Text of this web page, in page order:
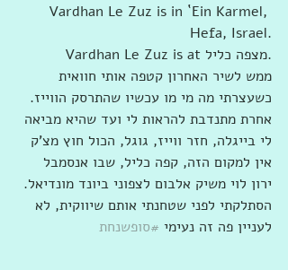
Vardhan Le Zuz is in `Ein Karmel,
Hefa, Israel.
Vardhan Le Zuz is at ‎‎מצפה כליל‎‎.
ממש לשיר האחרון קטפה אותי חוואית
כשעצרתי מה מי מו עכשיו שהתרסק הווייז.
אחרת מתנדבת להראות לי ועד שהיא מביאה
לי בייגלה, חזר ווייז, גוגל, הכול חוץ מצ'ק
אין למקום הזה, קפה כליל, שבו אנסמבל
ירון לוי משיק אלבום לצפוני ביונד מונדיאל.
הסתלקתי לפני שטחנתי אותם שיווקית, לא
לעניין פה זה נעימי #סופשנחת